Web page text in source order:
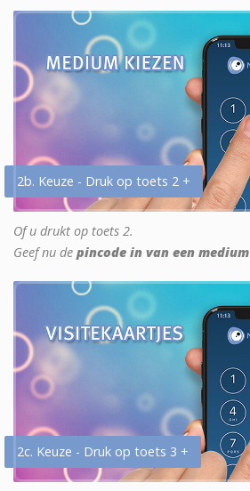
2b. Keuze - Druk op toets 2 +
Of u drukt op toets 2.
Geef nu de pincode in van een medium
2c. Keuze - Druk op toets 3 +